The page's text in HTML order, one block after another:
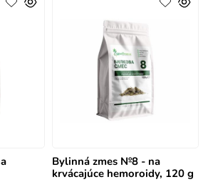
Bylinná zmes №8 - na
krvácajúce hemoroidy, 120 g